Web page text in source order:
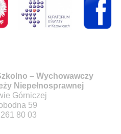
– Wychowawczy
Niepełnosprawnej
Górniczej
59
80 03